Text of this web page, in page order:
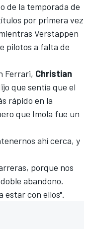
de la temporada de
por primera vez
Verstappen
pilotos a falta de
Ferrari, Christian
que sentía que el
rápido en la
que Imola fue un
ahí cerca, y
porque nos
abandono.
estar con ellos".